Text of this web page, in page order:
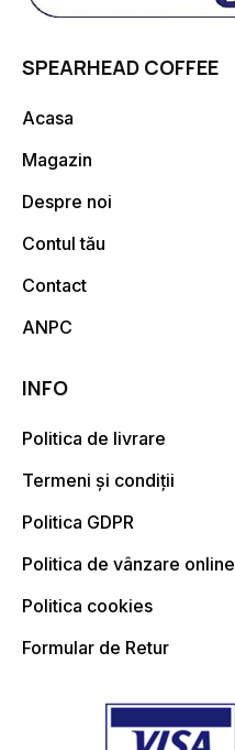
SPEARHEAD COFFEE
Acasa
Magazin
Despre noi
Contul tău
Contact
ANPC
INFO
Politica de livrare
Termeni și condiții
Politica GDPR
Politica de vânzare online
Politica cookies
Formular de Retur